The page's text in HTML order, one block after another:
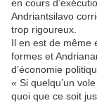
en cours
Andriantsilavo
trop rigoureux.
Il en est de même
formes et
d’économie
« Si quelqu’un
quoi que ce soit